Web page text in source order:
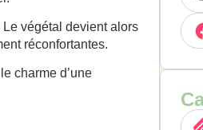
végétal devient alors
réconfortantes.
charme d’une